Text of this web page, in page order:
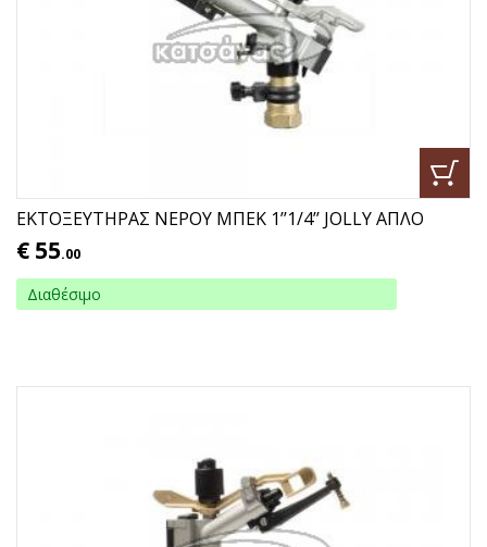
ΕΚΤΟΞΕΥΤΗΡΑΣ ΝΕΡΟΥ ΜΠΕΚ 1’’1/4’’ JOLLY ΑΠΛΟ
€ 55.00
Διαθέσιμο